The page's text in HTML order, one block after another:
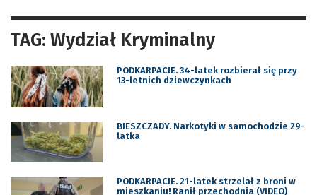
TAG: Wydział Kryminalny
PODKARPACIE. 34-latek rozbierał się przy
13-letnich dziewczynkach
BIESZCZADY. Narkotyki w samochodzie 29-
latka
PODKARPACIE. 21-latek strzelał z broni w
mieszkaniu! Ranił przechodnia (VIDEO)